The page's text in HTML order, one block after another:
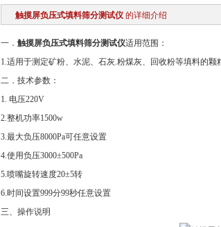
触摸屏负压式填料筛分测试仪 的详细介绍
一． 触摸屏负压式填料筛分测试仪适用范围：
1.适用于测定矿粉、水泥、石灰.粉煤灰、回收粉等填料的
二．技术参数：
1. 电压220V
2.整机功率1500w
3.最大负压8000Pa可任意设置
4.使用负压3000±500Pa
5.喷嘴旋转速度20±5转
6.时间设置999分99秒任意设置
三、操作说明